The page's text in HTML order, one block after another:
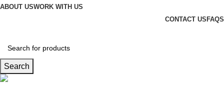
ABOUT USWORK WITH US
CONTACT US FAQS
Search